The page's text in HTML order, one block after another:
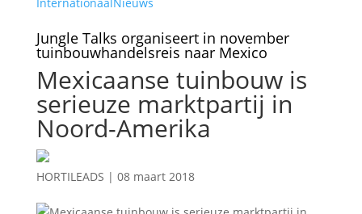
Jungle Talks organiseert in november
tuinbouwhandelsreis naar Mexico
Mexicaanse tuinbouw is
serieuze marktpartij in
Noord-Amerika
HORTILEADS | 08 maart 2018